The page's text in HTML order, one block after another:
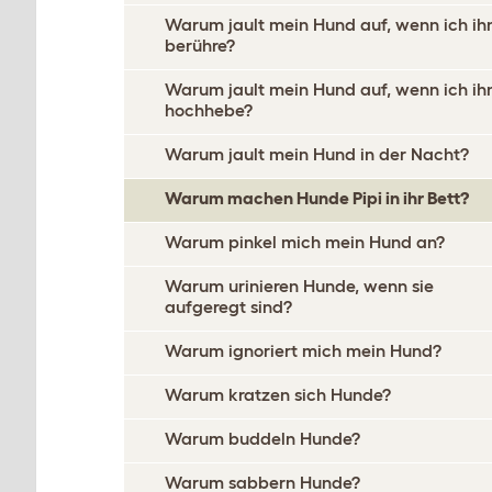
Warum jault mein Hund auf, wenn ich
berühre?
Warum jault mein Hund auf, wenn ich
hochhebe?
Warum jault mein Hund in der Nacht?
Warum machen Hunde Pipi in ihr Bett?
Warum pinkel mich mein Hund an?
Warum urinieren Hunde, wenn sie
aufgeregt sind?
Warum ignoriert mich mein Hund?
Warum kratzen sich Hunde?
Warum buddeln Hunde?
Warum sabbern Hunde?